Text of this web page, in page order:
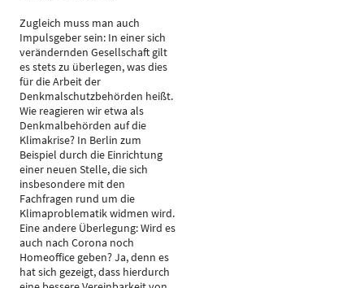
Zugleich muss man auch
Impulsgeber sein: In einer sich
verändernden Gesellschaft gilt
es stets zu überlegen, was dies
für die Arbeit der
Denkmalschutzbehörden heißt.
Wie reagieren wir etwa als
Denkmalbehörden auf die
Klimakrise? In Berlin zum
Beispiel durch die Einrichtung
einer neuen Stelle, die sich
insbesondere mit den
Fachfragen rund um die
Klimaproblematik widmen wird.
Eine andere Überlegung: Wird es
auch nach Corona noch
Homeoffice geben? Ja, denn es
hat sich gezeigt, dass hierdurch